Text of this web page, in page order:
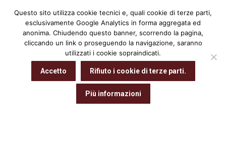
Cerca:
Archivio giornaliero:18 Luglio 2011
Tu sei qui:
Home 2011 Luglio 18
Questo sito utilizza cookie tecnici e, quali cookie di terze parti,
esclusivamente Google Analytics in forma aggregata ed
anonima. Chiudendo questo banner, scorrendo la pagina,
cliccando un link o proseguendo la navigazione, saranno
utilizzati i cookie sopraindicati.
Accetto Rifiuto i cookie di terze parti.
Più informazioni